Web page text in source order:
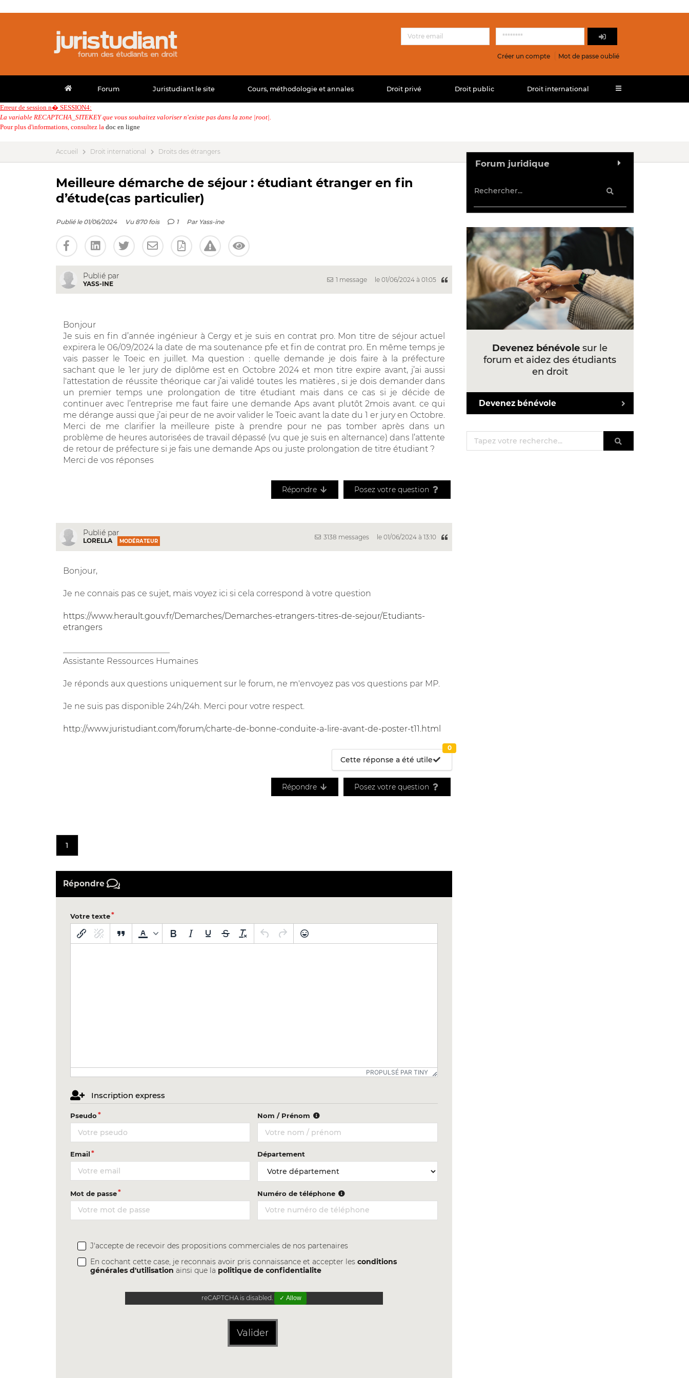
Créer un compte Mot de passe oublié
Forum Juristudiant le site Cours, méthodologie et annales Droit privé Droit public Droit international
Erreur de session n� SESSION4:
La variable RECAPTCHA_SITEKEY que vous souhaitez valoriser n'existe pas dans la zone |root|.
Pour plus d'informations, consultez la doc en ligne
Accueil Droit international Droits des étrangers
Meilleure démarche de séjour : étudiant étranger en fin
d’étude(cas particulier)
Publié le 01/06/2024 Vu 870 fois 1 Par Yass-ine
Publié par
YASS-INE
1 message le 01/06/2024 à 01:05
Bonjour
Je suis en fin d’année ingénieur à Cergy et je suis en contrat pro. Mon titre de séjour actuel
expirera le 06/09/2024 la date de ma soutenance pfe et fin de contrat pro. En même temps je
vais passer le Toeic en juillet. Ma question : quelle demande je dois faire à la préfecture
sachant que le 1er jury de diplôme est en Octobre 2024 et mon titre expire avant, j’ai aussi
l'attestation de réussite théorique car j’ai validé toutes les matières , si je dois demander dans
un premier temps une prolongation de titre étudiant mais dans ce cas si je décide de
continuer avec l’entreprise me faut faire une demande Aps avant plutôt 2mois avant. ce qui
me dérange aussi que j’ai peur de ne avoir valider le Toeic avant la date du 1 er jury en Octobre.
Merci de me clarifier la meilleure piste à prendre pour ne pas tomber après dans un
problème de heures autorisées de travail dépassé (vu que je suis en alternance) dans l’attente
de retour de préfecture si je fais une demande Aps ou juste prolongation de titre étudiant ?
Merci de vos réponses
Répondre Posez votre question
Publié par
LORELLA MODÉRATEUR
3138 messages le 01/06/2024 à 13:10
Bonjour,
Je ne connais pas ce sujet, mais voyez ici si cela correspond à votre question
https://www.herault.gouv.fr/Demarches/Demarches-etrangers-titres-de-sejour/Etudiants-
etrangers
Assistante Ressources Humaines
Je réponds aux questions uniquement sur le forum, ne m'envoyez pas vos questions par MP.
Je ne suis pas disponible 24h/24h. Merci pour votre respect.
http://www.juristudiant.com/forum/charte-de-bonne-conduite-a-lire-avant-de-poster-t11.html
Cette réponse a été utile
0
Répondre Posez votre question
1
Répondre
Votre texte
PROPULSÉ PAR TINY
Inscription express
Pseudo Nom / Prénom
Email Département
Mot de passe Numéro de téléphone
J'accepte de recevoir des propositions commerciales de nos partenaires
En cochant cette case, je reconnais avoir pris connaissance et accepter lesconditions
générales d'utilisation ainsi que la politique de confidentialite
reCAPTCHA is disabled. ✓ Allow
Valider
Forum juridique
Devenez bénévole sur le
forum et aidez des étudiants
en droit
Devenez bénévole